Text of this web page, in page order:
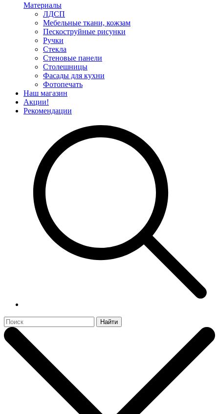
Материалы
ЛДСП
Мебельные ткани, кожзам
Пескоструйные рисунки
Ручки
Стекла
Стеновые панели
Столешницы
Фасады для кухни
Фотопечать
Наш магазин
Акции!
Рекомендации
Найти